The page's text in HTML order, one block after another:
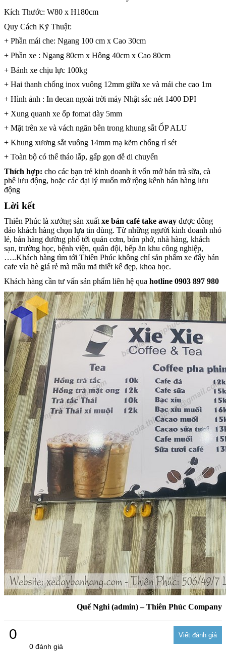
Kích Thước: W80 x H180cm
Quy Cách Kỹ Thuật:
+ Phần mái che: Ngang 100 cm x Cao 30cm
+ Phần xe : Ngang 80cm x Hông 40cm x Cao 80cm
+ Bánh xe chịu lực 100kg
+ Hai thanh chống inox vuông 12mm giữa xe và mái che cao 1m
+ Hình ảnh : In decan ngoài trời máy Nhật sắc nét 1400 DPI
+ Xung quanh xe ốp fomat dày 5mm
+ Mặt trên xe và vách ngăn bên trong khung sắt ỐP ALU
+ Khung xương sắt vuông 14mm mạ kẽm chống rỉ sét
+ Toàn bộ có thể tháo lắp, gấp gọn dễ di chuyển
Thích hợp: cho các bạn trẻ kinh doanh ít vốn mở bán trà sữa, cà
phê lưu động, hoặc các đại lý muốn mở rộng kênh bán hàng lưu
động
Lời kết
Thiên Phúc là xưởng sản xuấtxe bán café take away được đông
đảo khách hàng chọn lựa tin dùng. Từ những người kinh doanh nhỏ
lẻ, bán hàng đường phố tới quán cơm, bún phở, nhà hàng, khách
sạn, trường học, bệnh viện, quân đội, bếp ăn khu công nghiệp,
…..Khách hàng tìm tới Thiên Phúc không chỉ sản phẩm xe đẩy bán
cafe vỉa hè giá rẻ mà mẫu mã thiết kế đẹp, khoa học.
Khách hàng cần tư vấn sản phẩm liên hệ qua hotline 0903 897 980
Quế Nghi (admin) – Thiên Phúc Company
0
0 đánh giá